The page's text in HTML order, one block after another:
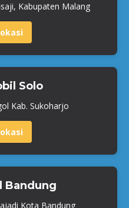
Kabupaten Malang
Solo
Kab. Sukoharjo
Bandung
Kota Bandung